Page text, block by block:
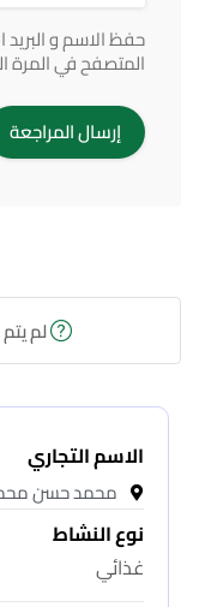
حفظ الاسم و
المتصفح في المرة
لم
الاسم التجاري
محمد حسن
نوع النشاط
غذائي